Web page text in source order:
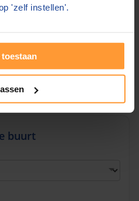
'zelf instellen'.
huwelijkse
»
buurt